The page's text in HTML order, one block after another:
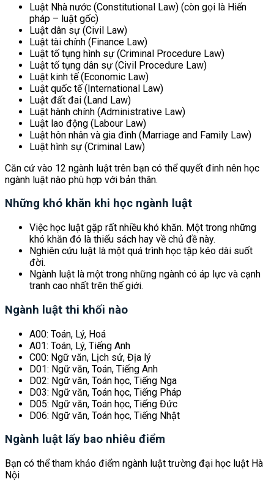
Luật Nhà nước (Constitutional Law) (còn gọi là Hiến
pháp – luật gốc)
Luật dân sự (Civil Law)
Luật tài chính (Finance Law)
Luật tố tụng hình sự (Criminal Procedure Law)
Luật tố tụng dân sự (Civil Procedure Law)
Luật kinh tế (Economic Law)
Luật quốc tế (International Law)
Luật đất đai (Land Law)
Luật hành chính (Administrative Law)
Luật lao động (Labour Law)
Luật hôn nhân và gia đình (Marriage and Family Law)
Luật hình sự (Criminal Law)
Căn cứ vào 12 ngành luật trên bạn có thể quyết đinh nên học
ngành luật nào phù hợp với bản thân.
Những khó khăn khi học ngành luật
Việc học luật gặp rất nhiều khó khăn. Một trong những
khó khăn đó là thiếu sách hay về chủ đề này.
Nghiên cứu luật là một quá trình học tập kéo dài suốt
đời.
Ngành luật là một trong những ngành có áp lực và cạnh
tranh cao nhất trên thế giới.
Ngành luật thi khối nào
A00: Toán, Lý, Hoá
A01: Toán, Lý, Tiếng Anh
C00: Ngữ văn, Lịch sử, Địa lý
D01: Ngữ văn, Toán, Tiếng Anh
D02: Ngữ văn, Toán học, Tiếng Nga
D03: Ngữ văn, Toán học, Tiếng Pháp
D05: Ngữ văn, Toán học, Tiếng Đức
D06: Ngữ văn, Toán học, Tiếng Nhật
Ngành luật lấy bao nhiêu điểm
Bạn có thể tham khảo điểm ngành luật trường đại học luật Hà
Nội